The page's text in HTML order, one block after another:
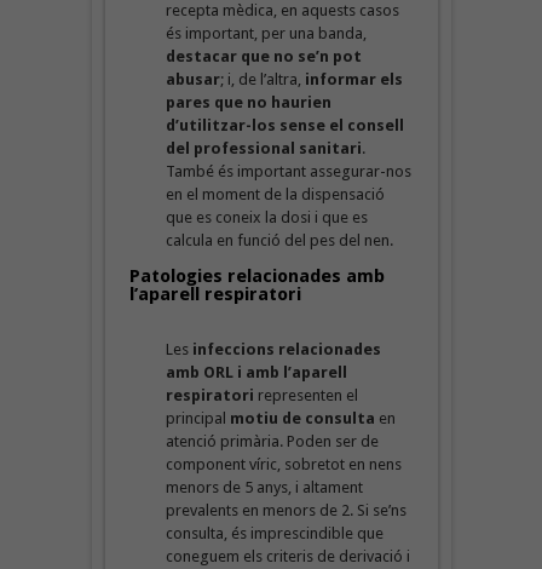
recepta mèdica, en aquests casos
és important, per una banda,
destacar que no se’n pot
abusar; i, de l’altra, informar els
pares que no haurien
d’utilitzar-los sense el consell
del professional sanitari.
També és important assegurar-nos
en el moment de la dispensació
que es coneix la dosi i que es
calcula en funció del pes del nen.
Patologies relacionades amb
l’aparell respiratori
Les infeccions relacionades
amb ORL i amb l’aparell
respiratori representen el
principal motiu de consulta en
atenció primària. Poden ser de
component víric, sobretot en nens
menors de 5 anys, i altament
prevalents en menors de 2. Si se’ns
consulta, és imprescindible que
coneguem els criteris de derivació i